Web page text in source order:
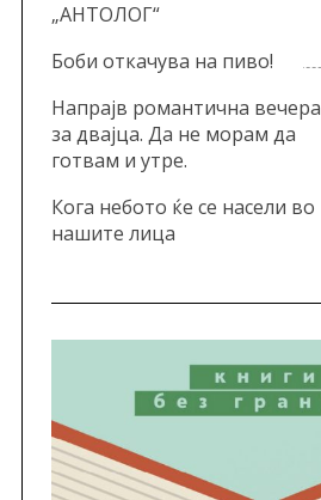
„АНТОЛОГ“
Боби откачува на пиво!
Напрајв романтична вечера
за двајца. Да не морам да
готвам и утре.
Кога небото ќе се насели во
нашите лица